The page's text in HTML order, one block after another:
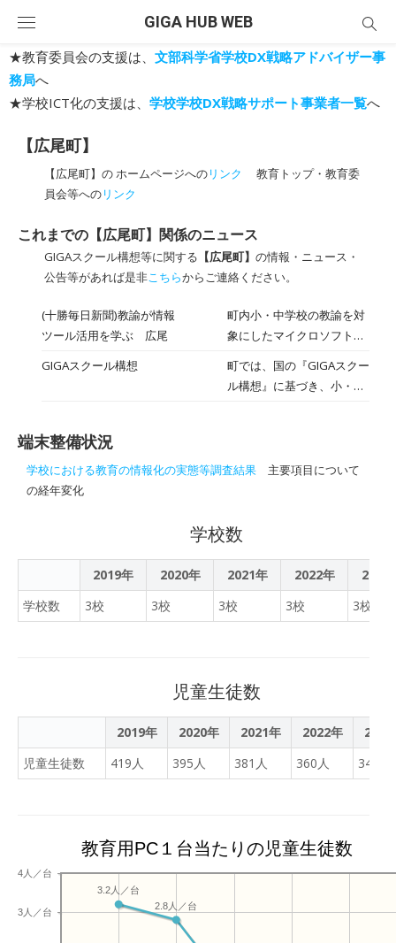
content
GIGA HUB WEB
★教育委員会の支援は、 文部科学省学校DX戦略アドバイザー事
務局へ
★学校ICT化の支援は、 学校学校DX戦略サポート事業者一覧へ
【広尾町】
【広尾町】の ホームページへのリンク
教育トップ・教育委
員会等へのリンク
これまでの【広尾町】関係のニュース
GIGAスクール構想等に関する 【広尾町】 の情報・ニュース・
公告等があれば是非こちらからご連絡ください。
(十勝毎日新聞)教諭が情報
ツール活用を学ぶ 広尾
町内小・中学校の教諭を対
象にしたマイクロソフトの
ｅａｍｓ」の機能や使い方
を学ぶ研修会が７月２６
が主催。「ＧＩＧＡスクー
用能力の向上を目的として
いる。この日は広尾小、豊
似小、広尾中の教諭約３０
人が参加した。講師を務...
GIGAスクール構想
町では、国の『GIGAスクー
ル構想』に基づき、小・中
端末整備状況
学校における教育の情報化の実態等調査結果 主要項目について
の経年変化
学校数
2019年 2020年 2021年 2022年
2023
学校数
3校 3校 3校 3校 3校
児童生徒数
2019年 2020年 2021年 2022年
2023
児童生徒数
419人 395人 381人 360人 345人
教育用PC１台当たりの児童生徒数
3人／台
4人／台
2.8人／台
3.2人／台